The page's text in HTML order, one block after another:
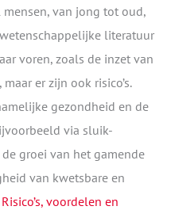
van jong tot oud,
literatuur
voren, zoals de inzet van
er zijn ook risico’s.
gezondheid en de
via sluik-
groei van het gamende
van kwetsbare en
Risico’s, voordelen en